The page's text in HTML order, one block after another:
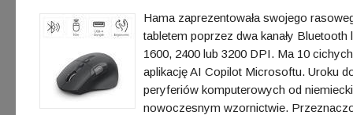
Hama zaprezentowała swojego
tabletem poprzez dwa kanały
1600, 2400 lub 3200 DPI. Ma 10
aplikację AI Copilot Microsoftu. Uroku
peryferiów komputerowych od
nowoczesnym wzornictwie.